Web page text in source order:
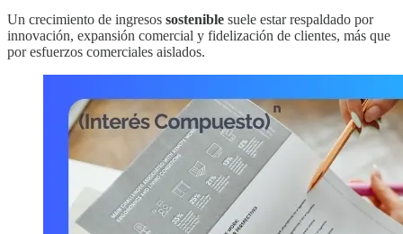
Un crecimiento de ingresos sostenible suele estar respaldado por
innovación, expansión comercial y fidelización de clientes, más que
por esfuerzos comerciales aislados.